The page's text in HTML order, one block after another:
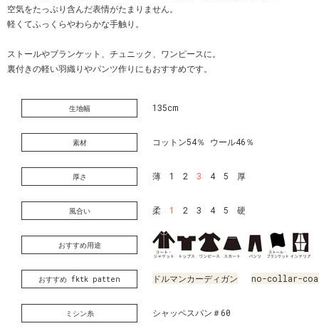
空気をたっぷり含んだ表情がたまりません。
軽くてふっくらやわらかな手触り。
ストールやブランケット、チュニック、ワンピースに。
裏付きの軽い羽織りやパンツ作りにもおすすめです。
生地幅 135cm
素材 コットン54％ ウール46％
厚さ 薄 1 2 3 4 5 厚
風合い 柔 1 2 3 4 5 硬
おすすめ用途
おすすめ fktk patten ドルマンカーディガン no-collar-
ミシン糸 シャッペスパン＃60